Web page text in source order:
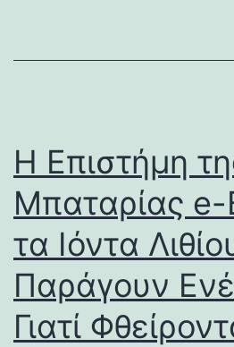
Η Επιστήμη
Μπαταρίας
τα Ιόντα
Παράγουν
Γιατί